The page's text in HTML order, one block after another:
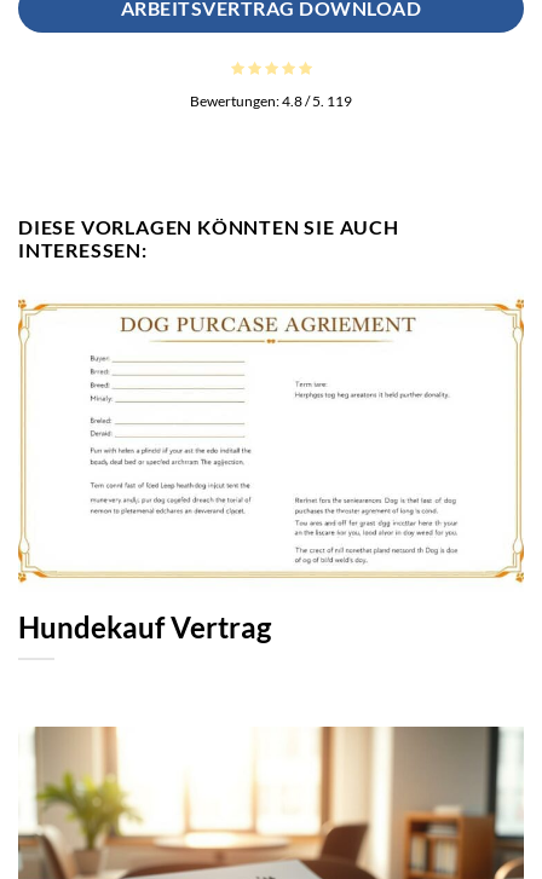
ARBEITSVERTRAG DOWNLOAD
Bewertungen:4.8/ 5. 119
DIESE VORLAGEN KÖNNTEN SIE AUCH
INTERESSEN:
Hundekauf Vertrag